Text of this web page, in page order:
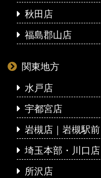
秋田店
福島郡山店
関東地方
水戸店
宇都宮店
岩槻店｜岩槻駅前
埼玉本部・川口店
所沢店